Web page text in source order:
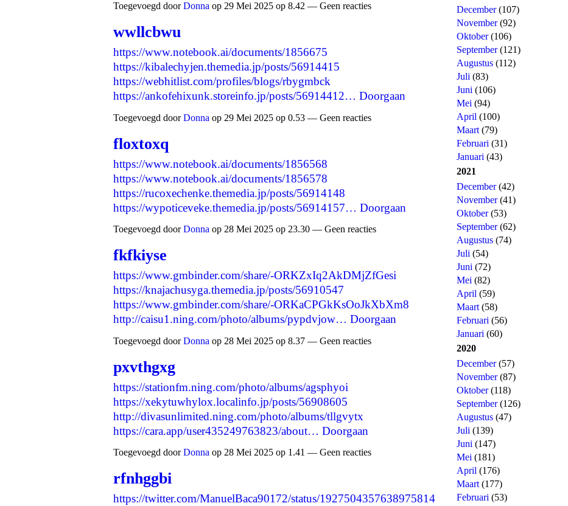
Toegevoegd doorDonna op 29 Mei 2025 op 8.42 — Geen reacties
wwllcbwu
https://www.notebook.ai/documents/1856675
https://kibalechyjen.themedia.jp/posts/56914415
https://webhitlist.com/profiles/blogs/rbygmbck
https://ankofehixunk.storeinfo.jp/posts/56914412… Doorgaan
Toegevoegd doorDonna op 29 Mei 2025 op 0.53 — Geen reacties
floxtoxq
https://www.notebook.ai/documents/1856568
https://www.notebook.ai/documents/1856578
https://rucoxechenke.themedia.jp/posts/56914148
https://wypoticeveke.themedia.jp/posts/56914157… Doorgaan
Toegevoegd doorDonna op 28 Mei 2025 op 23.30 — Geen reacties
fkfkiyse
https://www.gmbinder.com/share/-ORKZxIq2AkDMjZfGesi
https://knajachusyga.themedia.jp/posts/56910547
https://www.gmbinder.com/share/-ORKaCPGkKsOoJkXbXm8
http://caisu1.ning.com/photo/albums/pypdvjow… Doorgaan
Toegevoegd doorDonna op 28 Mei 2025 op 8.37 — Geen reacties
pxvthgxg
https://stationfm.ning.com/photo/albums/agsphyoi
https://xekytuwhylox.localinfo.jp/posts/56908605
http://divasunlimited.ning.com/photo/albums/tllgvytx
https://cara.app/user435249763823/about… Doorgaan
Toegevoegd doorDonna op 28 Mei 2025 op 1.41 — Geen reacties
rfnhggbi
https://twitter.com/ManuelBaca90172/status/1927504357638975814
December(107)
November(92)
Oktober(106)
September(121)
Augustus (112)
Juli (83)
Juni (106)
Mei (94)
April (100)
Maart (79)
Februari (31)
Januari (43)
2021
December(42)
November(41)
Oktober(53)
September(62)
Augustus (74)
Juli (54)
Juni (72)
Mei (82)
April (59)
Maart (58)
Februari (56)
Januari (60)
2020
December(57)
November(87)
Oktober(118)
September(126)
Augustus (47)
Juli (139)
Juni (147)
Mei (181)
April (176)
Maart (177)
Februari (53)